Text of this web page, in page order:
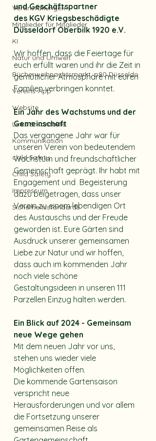
Veranstaltungen
Mitglieder für Mitglieder
KI
Natur und Umwelt
Bücherweihnachtsmarkt, p80 Düsseldo
Vereins-App
Website
Links & Kontakte
Kommunikation
child Safety
Child Safety
Impressum
Sicherheitsstandards
und Geschäftspartner
des KGV Kriegsbeschädigte
Düsseldorf Oberbilk 1920 e.V.
Wir hoffen, dass die Feiertage für
euch erfüllt waren und ihr die Zeit in
gemütlicher Atmosphäre mit euren
Familien verbringen konntet.
Ein Jahr des Wachstums und der
Gemeinschaft
Das vergangene Jahr war für
unseren Verein von bedeutendem
Wachstum und freundschaftlicher
Gemeinschaft geprägt. Ihr habt mit
Engagement und  Begeisterung
dazu beigetragen, dass unser
Verein zu einem lebendigen Ort
des Austauschs und der Freude
geworden ist. Eure Gärten sind
Ausdruck unserer gemeinsamen
Liebe zur Natur und wir hoffen,
dass auch im kommenden Jahr
noch viele schöne
Gestaltungsideen in unseren 111
Parzellen Einzug halten werden.
Ein Blick auf 2024 - Gemeinsam
neue Wege gehen
Mit dem neuen Jahr vor uns,
stehen uns wieder viele
Möglichkeiten offen.
Die kommende Gartensaison
verspricht neue
Herausforderungen und vor allem
die Fortsetzung unserer
gemeinsamen Reise als